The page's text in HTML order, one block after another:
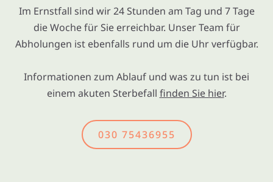
Im Ernstfall sind wir 24 Stunden am Tag und 7 Tage
die Woche für Sie erreichbar. Unser Team für
Abholungen ist ebenfalls rund um die Uhr verfügbar.
Informationen zum Ablauf und was zu tun ist bei
einem akuten Sterbefall finden Sie hier.
030 75436955